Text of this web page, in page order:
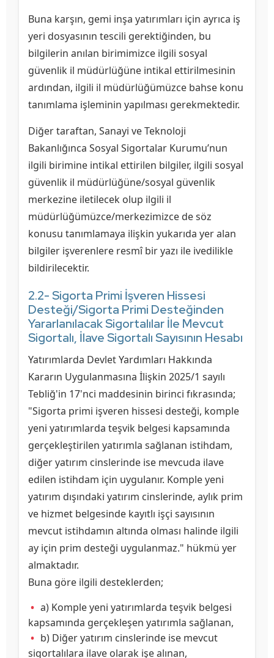
Buna karşın, gemi inşa yatırımları için ayrıca iş
yeri dosyasının tescili gerektiğinden, bu
bilgilerin anılan birimimizce ilgili sosyal
güvenlik il müdürlüğüne intikal ettirilmesinin
ardından, ilgili il müdürlüğümüzce bahse konu
tanımlama işleminin yapılması gerekmektedir.
Diğer taraftan, Sanayi ve Teknoloji
Bakanlığınca Sosyal Sigortalar Kurumu’nun
ilgili birimine intikal ettirilen bilgiler, ilgili sosyal
güvenlik il müdürlüğüne/sosyal güvenlik
merkezine iletilecek olup ilgili il
müdürlüğümüzce/merkezimizce de söz
konusu tanımlamaya ilişkin yukarıda yer alan
bilgiler işverenlere resmî bir yazı ile ivedilikle
bildirilecektir.
2.2- Sigorta Primi İşveren Hissesi
Desteği/Sigorta Primi Desteğinden
Yararlanılacak Sigortalılar İle Mevcut
Sigortalı, İlave Sigortalı Sayısının Hesabı
Yatırımlarda Devlet Yardımları Hakkında
Kararın Uygulanmasına İlişkin 2025/1 sayılı
Tebliğ'in 17'nci maddesinin birinci fıkrasında;
"Sigorta primi işveren hissesi desteği, komple
yeni yatırımlarda teşvik belgesi kapsamında
gerçekleştirilen yatırımla sağlanan istihdam,
diğer yatırım cinslerinde ise mevcuda ilave
edilen istihdam için uygulanır. Komple yeni
yatırım dışındaki yatırım cinslerinde, aylık prim
ve hizmet belgesinde kayıtlı işçi sayısının
mevcut istihdamın altında olması halinde ilgili
ay için prim desteği uygulanmaz." hükmü yer
almaktadır.
Buna göre ilgili desteklerden;
a) Komple yeni yatırımlarda teşvik belgesi
kapsamında gerçekleşen yatırımla sağlanan,
b) Diğer yatırım cinslerinde ise mevcut
sigortalılara ilave olarak işe alınan,